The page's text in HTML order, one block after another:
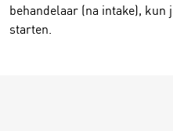
behandelaar (na intake), kun
starten.